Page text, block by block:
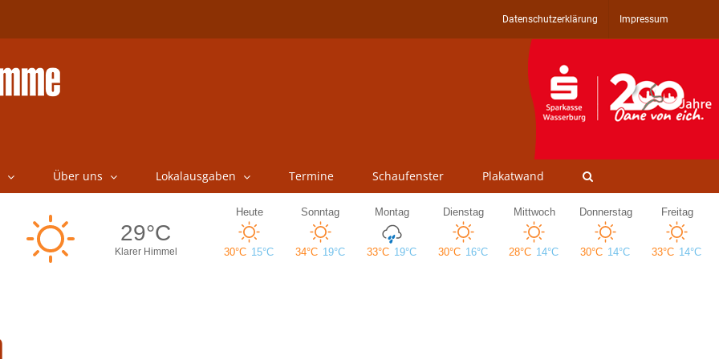
Datenschutzerklärung Impressum
Über uns Lokalausgaben Termine Schaufenster Plakatwand